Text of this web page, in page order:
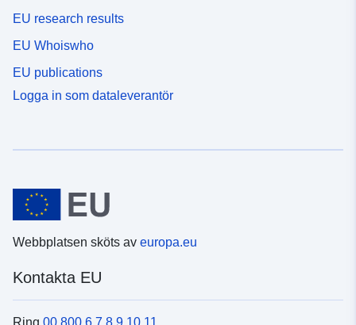
EU research results
EU Whoiswho
EU publications
Logga in som dataleverantör
Webbplatsen sköts av europa.eu
Kontakta EU